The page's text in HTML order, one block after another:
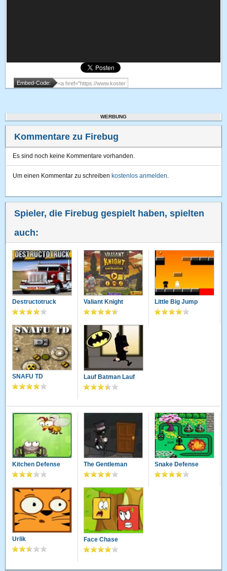
Embed-Code:
WERBUNG
Kommentare zu Firebug
Es sind noch keine Kommentare vorhanden.
Um einen Kommentar zu schreiben kostenlos anmelden.
Spieler, die Firebug gespielt haben, spielten
auch:
Destructotruck Valiant Knight Little Big Jump
SNAFU TD Lauf Batman Lauf
Kitchen Defense The Gentleman Snake Defense
Urlik Face Chase